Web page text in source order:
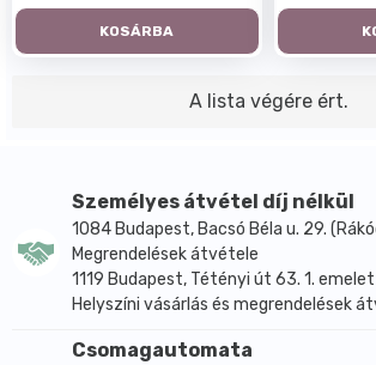
KOSÁRBA
A lista végére ért.
Személyes átvétel díj nélkül
1084 Budapest, Bacsó Béla u. 29.
Megrendelések átvétele
1119 Budapest, Tétényi út 63. 1.
Helyszíni vásárlás és megrendelések
Csomagautomata